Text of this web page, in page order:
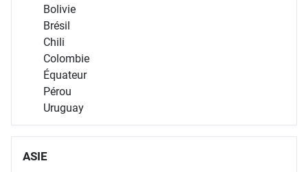
Bolivie
Brésil
Chili
Colombie
Équateur
Pérou
Uruguay
ASIE